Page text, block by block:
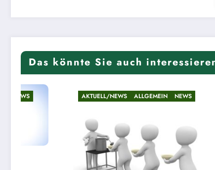
Das könnte Sie auch
AKTUELL/NEWS ALLGEMEIN NEWS AKTUELL/